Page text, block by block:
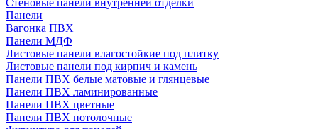
Стеновые панели внутренней отделки
Панели
Вагонка ПВХ
Панели МДФ
Листовые панели влагостойкие под плитку
Листовые панели под кирпич и камень
Панели ПВХ белые матовые и глянцевые
Панели ПВХ ламинированные
Панели ПВХ цветные
Панели ПВХ потолочные